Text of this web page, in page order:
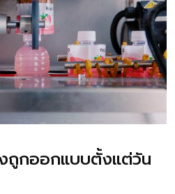
ถูกออกแบบตั้งแต่วัน